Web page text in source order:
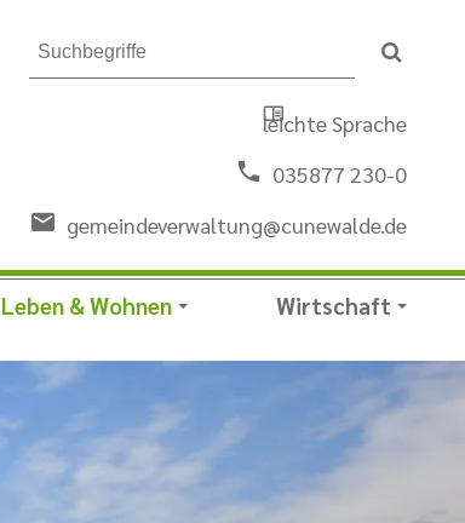
leichte Sprache
035877 230-0
gemeindeverwaltung@cunewalde.de
Leben & Wohnen Wirtschaft